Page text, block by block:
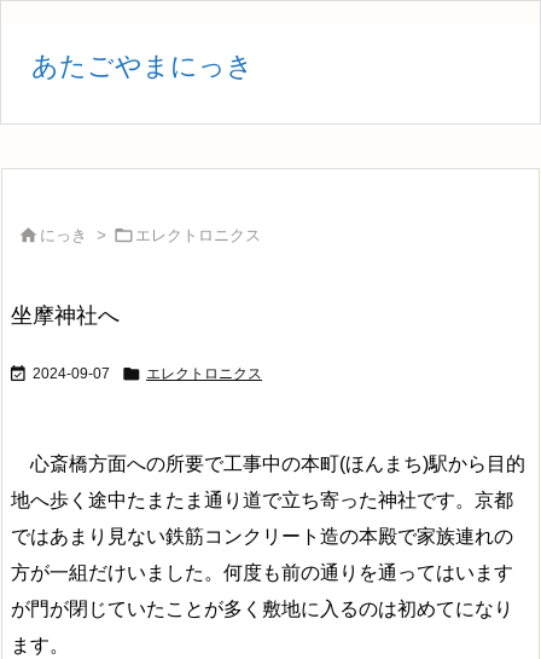
あたごやまにっき
 にっき >  エレクトロニクス
坐摩神社へ
 2024-09-07  エレクトロニクス
心斎橋方面への所要で工事中の本町(ほんまち)駅から目的
地へ歩く途中たまたま通り道で立ち寄った神社です。京都
ではあまり見ない鉄筋コンクリート造の本殿で家族連れの
方が一組だけいました。何度も前の通りを通ってはいます
が門が閉じていたことが多く敷地に入るのは初めてになり
ます。